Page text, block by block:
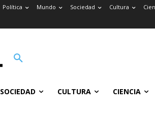
Política Mundo Sociedad Cultura
SOCIEDAD CULTURA CIENCIA